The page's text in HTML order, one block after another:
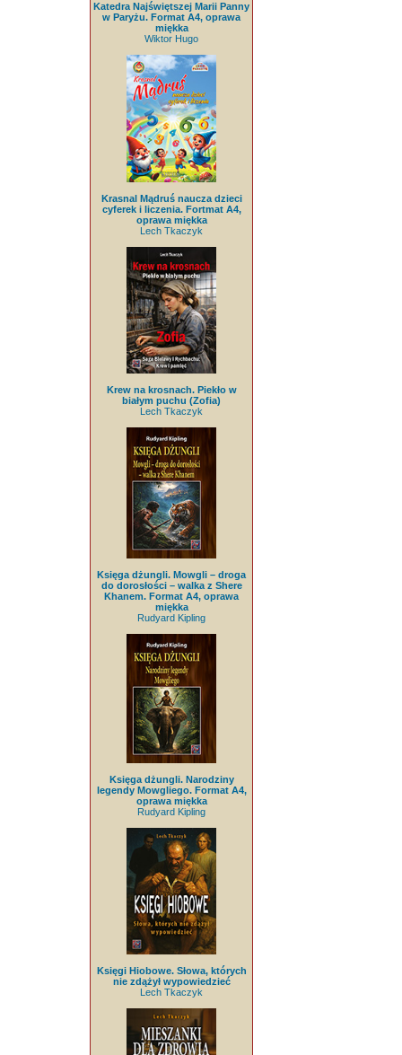
Katedra Najświętszej Marii Panny
w Paryżu. Format A4, oprawa
miękka
Wiktor Hugo
Krasnal Mądruś naucza dzieci
cyferek i liczenia. Fortmat A4,
oprawa miękka
Lech Tkaczyk
Krew na krosnach. Piekło w
białym puchu (Zofia)
Lech Tkaczyk
Księga dżungli. Mowgli – droga
do dorosłości – walka z Shere
Khanem. Format A4, oprawa
miękka
Rudyard Kipling
Księga dżungli. Narodziny
legendy Mowgliego. Format A4,
oprawa miękka
Rudyard Kipling
Księgi Hiobowe. Słowa, których
nie zdążył wypowiedzieć
Lech Tkaczyk